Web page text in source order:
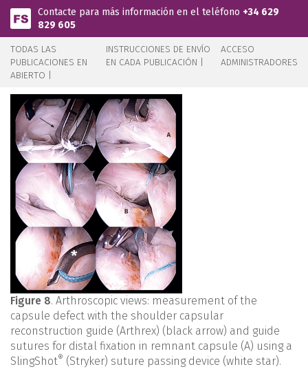
Pasar al contenido principal
Contacte para más información en el teléfono +34 629
829 605
TODAS LAS
PUBLICACIONES EN
ABIERTO |
INSTRUCCIONES DE ENVÍO
EN CADA PUBLICACIÓN |
ACCESO
ADMINISTRADORES
Figure 8. Arthroscopic views: measurement of the
capsule defect with the shoulder capsular
reconstruction guide (Arthrex) (black arrow) and guide
sutures for distal fixation in remnant capsule (A) using a
SlingShot® (Stryker) suture passing device (white star).